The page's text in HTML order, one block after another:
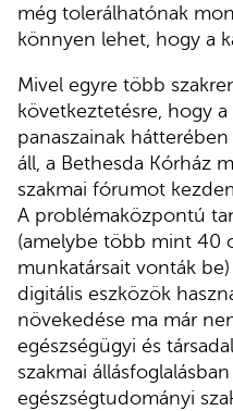
még tolerálhatónak
könnyen lehet, hogy a
Mivel egyre több
következtetésre, hogy
panaszainak
áll, a Bethesda Kórház
szakmai fórumot
A problémaközpontú
(amelybe több mint 40
munkatársait vonták
digitális eszközök
növekedése ma már
egészségügyi és
szakmai
egészségtudományi